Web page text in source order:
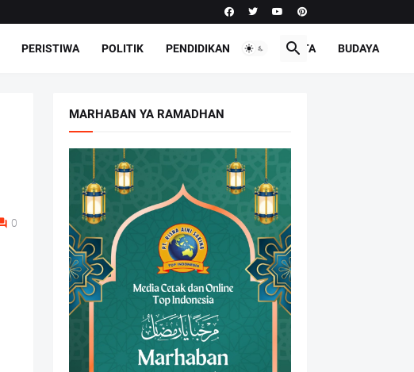
PERISTIWA POLITIK PENDIDIKAN PARIWISATA BUDAYA
0
MARHABAN YA RAMADHAN